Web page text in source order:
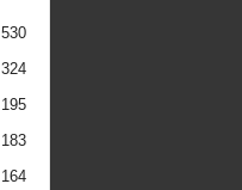
530
324
195
183
164